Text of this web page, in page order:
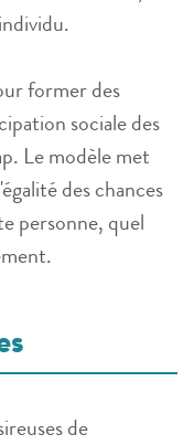
former des
sociale des
Le modèle met
des chances
personne, quel
de